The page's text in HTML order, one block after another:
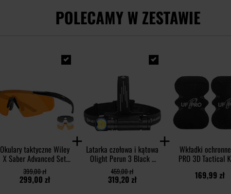
POLECAMY W ZESTAWIE
Okulary taktyczne Wiley
X Saber Advanced Set
3in1 - Grey/Clear/Light
Rust/Matte Black
299,00 zł
399,00 zł
Latarka czołowa i kątowa
Olight Perun 3 Black z
opaską - 3000 lumenów
319,20 zł
459,00 zł
Wkładki
PRO 3D Tactical
169,99 zł